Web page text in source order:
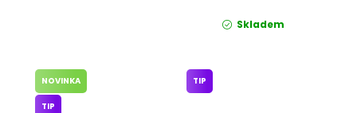
Skladem
NOVINKA
TIP
TIP